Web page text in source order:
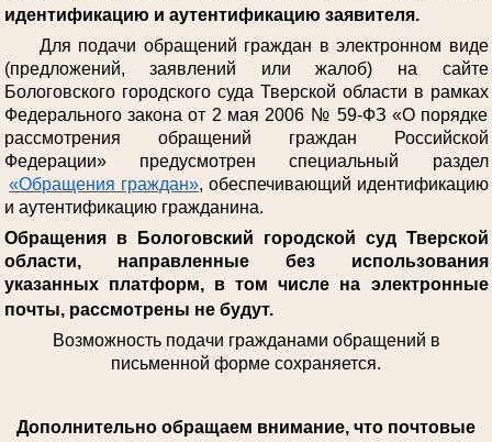
идентификацию и аутентификацию заявителя.
Для подачи обращений граждан в электронном виде
(предложений, заявлений или жалоб) на сайте
Бологовского городского суда Тверской области в рамках
Федерального закона от 2 мая 2006 № 59-ФЗ «О порядке
рассмотрения обращений граждан Российской
Федерации» предусмотрен специальный раздел
«Обращения граждан», обеспечивающий идентификацию
и аутентификацию гражданина.
Обращения в Бологовский городской суд Тверской
области, направленные без использования
указанных платформ, в том числе на электронные
почты, рассмотрены не будут.
Возможность подачи гражданами обращений в
письменной форме сохраняется.
Дополнительно обращаем внимание, что почтовые